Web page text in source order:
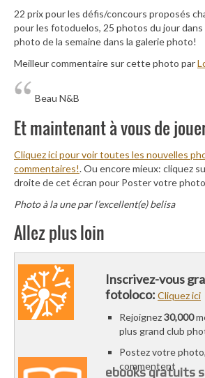
22 prix pour les défis/concours proposés
pour les fotoduelos, 25 photos du jour dans
photo de la semaine dans la galerie photo!
Meilleur commentaire sur cette photo par
Beau N&B
Et maintenant à vous de
Cliquez ici pour voir toutes les nouvelles
commentaires!. Ou encore mieux: cliquez
droite de cet écran pour Poster votre
Photo à la une par l’excellent(e) belisa
Allez plus loin
Inscrivez-vous
fotoloco: Cliquez ici
Rejoignez30,000
plus grand club
Postez votre
commentent
ebooks gratuits